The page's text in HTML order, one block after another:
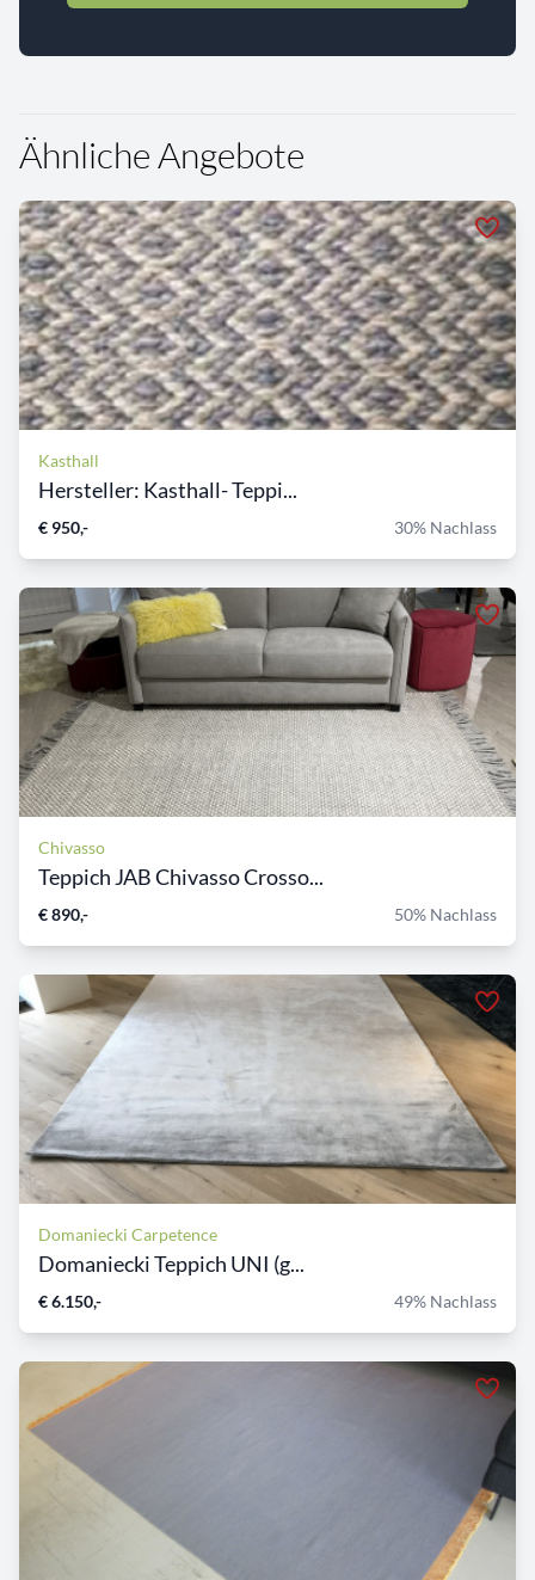
Ähnliche Angebote
Kasthall
Hersteller: Kasthall- Teppi...
€ 950,- 30% Nachlass
Chivasso
Teppich JAB Chivasso Crosso...
€ 890,- 50% Nachlass
Domaniecki Carpetence
Domaniecki Teppich UNI (g...
€ 6.150,- 49% Nachlass